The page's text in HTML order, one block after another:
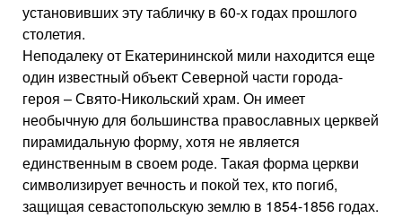
установивших эту табличку в 60-х годах прошлого
столетия.
Неподалеку от Екатерининской мили находится еще
один известный объект Северной части города-
героя – Свято-Никольский храм. Он имеет
необычную для большинства православных церквей
пирамидальную форму, хотя не является
единственным в своем роде. Такая форма церкви
символизирует вечность и покой тех, кто погиб,
защищая севастопольскую землю в 1854-1856 годах.